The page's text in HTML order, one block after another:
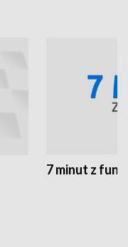
7 minut z